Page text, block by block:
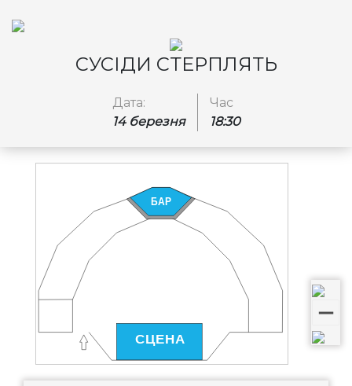
СУСІДИ СТЕРПЛЯТЬ
Дата:
14 березня
Час
18:30
БАР
СЦЕНА